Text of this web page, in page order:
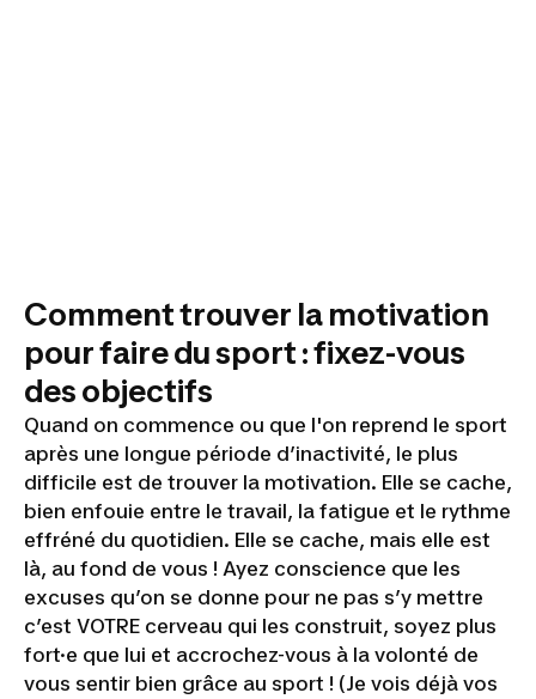
Comment trouver la motivation
pour faire du sport : fixez-vous
des objectifs
Quand on commence ou que l'on reprend le sport
après une longue période d’inactivité, le plus
difficile est de trouver la motivation. Elle se cache,
bien enfouie entre le travail, la fatigue et le rythme
effréné du quotidien. Elle se cache, mais elle est
là, au fond de vous ! Ayez conscience que les
excuses qu’on se donne pour ne pas s’y mettre
c’est VOTRE cerveau qui les construit, soyez plus
fort·e que lui et accrochez-vous à la volonté de
vous sentir bien grâce au sport ! (Je vois déjà vos